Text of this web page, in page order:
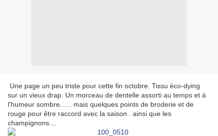
Une page un peu triste pour cette fin octobre. Tissu éco-dying
sur un vieux drap. Un morceau de dentelle assorti au temps et à
l'humeur sombre...... mais quelques points de broderie et de
rouge pour être raccord avec la saison . ainsi que les
champignons....